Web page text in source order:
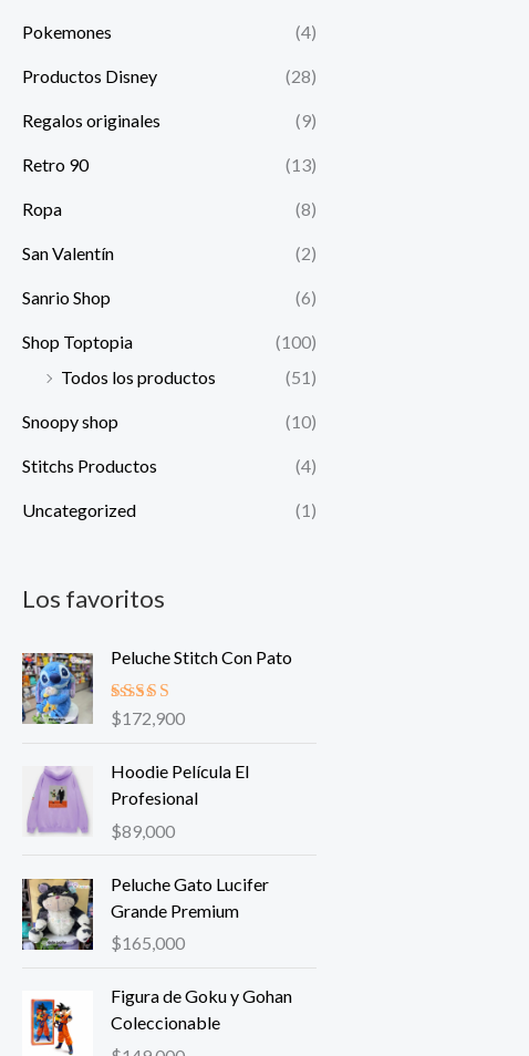
Pokemones (4)
Productos Disney (28)
Regalos originales (9)
Retro 90 (13)
Ropa (8)
San Valentín (2)
Sanrio Shop (6)
Shop Toptopia
(100)
Todos los productos
(51)
Snoopy shop (10)
Stitchs Productos (4)
Uncategorized (1)
Los favoritos
Peluche Stitch Con Pato
Valorado
$172,900
Hoodie Película El
Profesional
$89,000
Peluche Gato Lucifer
Grande Premium
$165,000
Figura de Goku y Gohan
Coleccionable